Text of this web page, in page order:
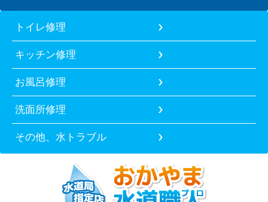
トイレ修理
キッチン修理
お風呂修理
洗面所修理
その他、水トラブル